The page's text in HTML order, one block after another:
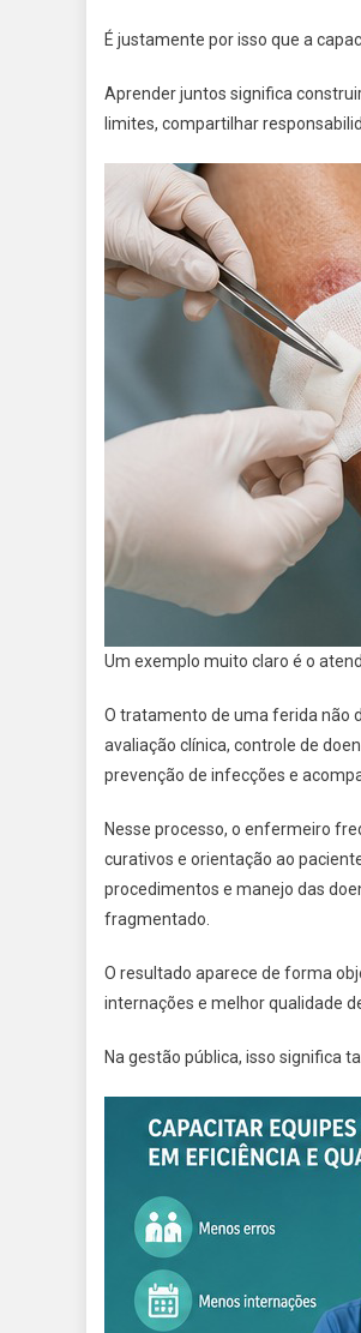
É justamente por isso que a
Aprender juntos significa
limites, compartilhar
Um exemplo muito claro é o
O tratamento de uma ferida não
avaliação clínica, controle de
prevenção de infecções e
Nesse processo, o enfermeiro
curativos e orientação ao
procedimentos e manejo das
fragmentado.
O resultado aparece de forma
internações e melhor qualidade
Na gestão pública, isso significa